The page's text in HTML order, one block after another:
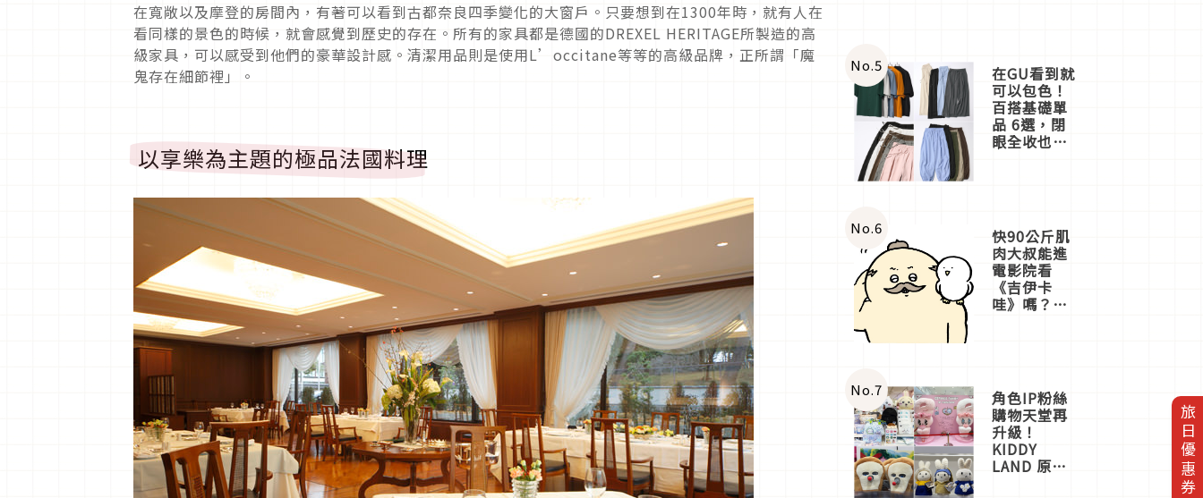
旅日優惠券
在寬敞以及摩登的房間內，有著可以看到古都奈良四季變化的大窗戶。只要想到在1300年時，就有人在
看同樣的景色的時候，就會感覺到歷史的存在。所有的家具都是德國的DREXEL HERITAGE所製造的高
級家具，可以感受到他們的豪華設計感。清潔用品則是使用L’occitane等等的高級品牌，正所謂「魔
鬼存在細節裡」。
以享樂為主題的極品法國料理
No.5 在GU看到就
可以包色！
百搭基礎單
品 6選，閉
眼全收也不
No.6 快90公斤肌
肉大叔能進
電影院看
《吉伊卡
哇》嗎？日
一同給出了
答案
No.7 角色IP粉絲
購物天堂再
升級！
KIDDY
LAND 原宿